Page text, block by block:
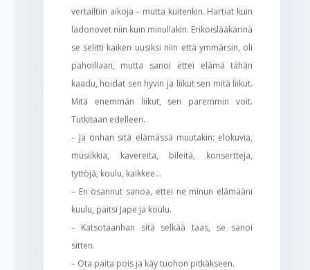
vertailtiin aikoja – mutta kuitenkin. Hartiat kuin
ladonovet niin kuin minullakin. Erikoislääkärinä
se selitti kaiken uusiksi niin että ymmärsin, oli
pahoillaan, mutta sanoi ettei elämä tähän
kaadu, hoidat sen hyvin ja liikut sen mitä liikut.
Mitä enemmän liikut, sen paremmin voit.
Tutkitaan edelleen.
– Ja onhan sitä elämässä muutakin: elokuvia,
musiikkia, kavereita, bileitä, konsertteja,
tyttöjä, koulu, kaikkee…
– En osannut sanoa, ettei ne minun elämääni
kuulu, paitsi Jape ja koulu.
– Katsotaanhan sitä selkää taas, se sanoi
sitten.
– Ota paita pois ja käy tuohon pitkäkseen.